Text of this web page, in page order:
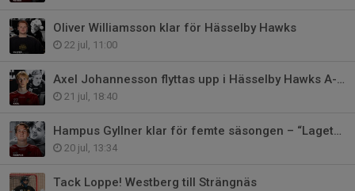
Oliver Williamsson klar för Hässelby Hawks
22 jul, 11:00
Axel Johannesson flyttas upp i Hässelby Hawks A-lag
21 jul, 18:40
Hampus Gyllner klar för femte säsongen – “Lagets stämningshöjare”
20 jul, 13:34
Tack Loppe! Westberg till Strängnäs